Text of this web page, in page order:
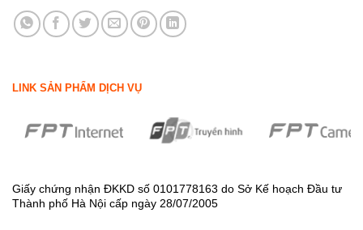
LINK SẢN PHẨM DỊCH VỤ
Giấy chứng nhận ĐKKD số 0101778163 do Sở Kế hoạch Đầu tư
Thành phố Hà Nội cấp ngày 28/07/2005